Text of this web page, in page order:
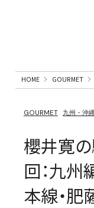
HOME GOURMET
GOURMET 九州・沖
櫻井寛
回：九州
本線・肥